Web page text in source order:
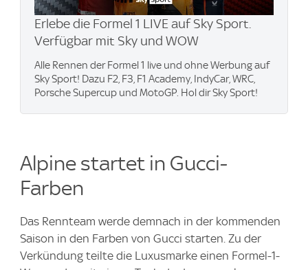
Erlebe die Formel 1 LIVE auf Sky Sport.
Verfügbar mit Sky und WOW
Alle Rennen der Formel 1 live und ohne Werbung auf
Sky Sport! Dazu F2, F3, F1 Academy, IndyCar, WRC,
Porsche Supercup und MotoGP. Hol dir Sky Sport!
Alpine startet in Gucci-
Farben
Das Rennteam werde demnach in der kommenden
Saison in den Farben von Gucci starten. Zu der
Verkündung teilte die Luxusmarke einen Formel-1-